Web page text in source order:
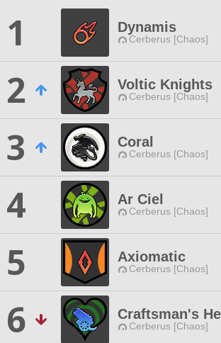
1 Dynamis
Cerberus [Chaos]
2
Voltic Knights
Cerberus [Chaos]
3
Coral
Cerberus [Chaos]
4
Ar Ciel
Cerberus [Chaos]
5
Axiomatic
Cerberus [Chaos]
6
Craftsman's
Cerberus [Chaos]